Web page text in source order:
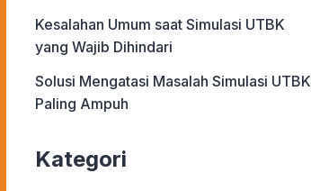
Kesalahan Umum saat Simulasi UTBK
yang Wajib Dihindari
Solusi Mengatasi Masalah Simulasi UTBK
Paling Ampuh
Kategori